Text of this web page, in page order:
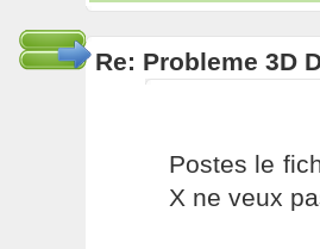
Re: Probleme 3D
Postes le
X ne veux